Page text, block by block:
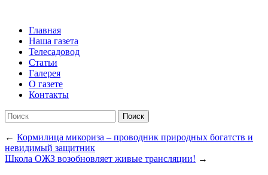
Главная
Наша газета
Телесадовод
Статьи
Галерея
О газете
Контакты
Поиск
← Кормилица микориза – проводник природных богатств и
невидимый защитник
Школа ОЖЗ возобновляет живые трансляции! →